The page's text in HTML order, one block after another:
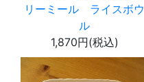
リーミール ライスボウ
ル
1,870円(税込)